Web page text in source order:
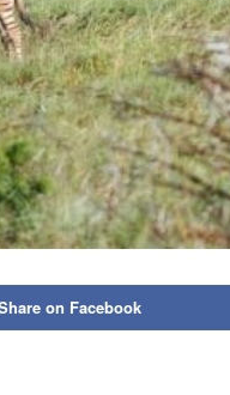
on Facebook